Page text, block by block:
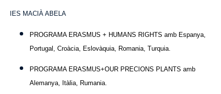
IES MACIÀ ABELA
PROGRAMA ERASMUS + HUMANS RIGHTS amb Espanya,
Portugal, Croàcia, Eslovàquia, Romania, Turquia.
PROGRAMA ERASMUS+OUR PRECIONS PLANTS amb
Alemanya, Itàlia, Rumania.